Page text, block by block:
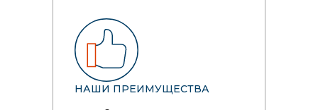
НАШИ ПРЕИМУЩЕСТВА